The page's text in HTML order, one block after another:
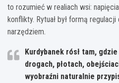
to rozumieć w realiach wsi:
konflikty. Rytuał był formą
narzędziem.
Kurdybanek rósł tam,
drogach, płotach,
wyobraźni naturalnie